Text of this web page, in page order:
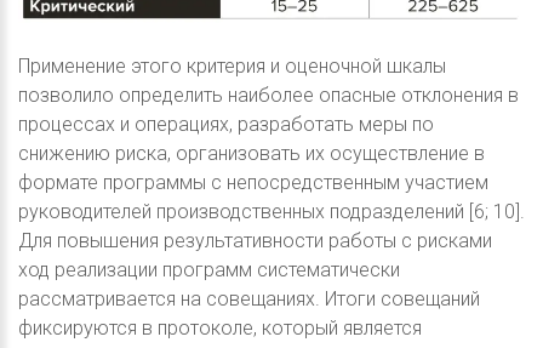
Применение этого критерия и оценочной шкалы
позволило определить наиболее опасные отклонения в
процессах и операциях, разработать меры по
снижению риска, организовать их осуществление в
формате программы с непосредственным участием
руководителей производственных подразделений [6; 10].
Для повышения результативности работы с рисками
ход реализации программ систематически
рассматривается на совещаниях. Итоги совещаний
фиксируются в протоколе, который является